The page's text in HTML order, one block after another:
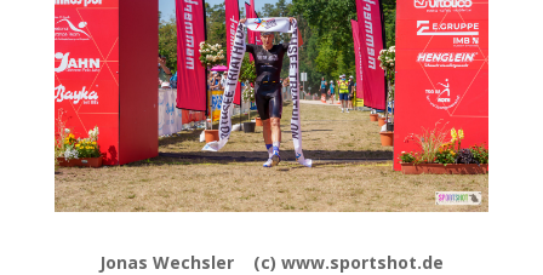
Jonas Wechsler (c) www.sportshot.de